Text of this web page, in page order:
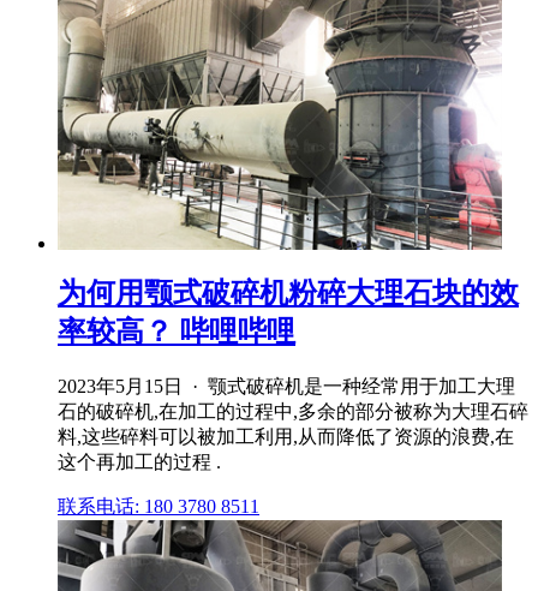
为何用颚式破碎机粉碎大理石块的效
率较高？ 哔哩哔哩
2023年5月15日 · 颚式破碎机是一种经常用于加工大理
石的破碎机,在加工的过程中,多余的部分被称为大理石碎
料,这些碎料可以被加工利用,从而降低了资源的浪费,在
这个再加工的过程 .
联系电话: 180 3780 8511